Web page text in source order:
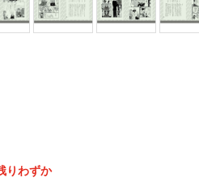
りわずか